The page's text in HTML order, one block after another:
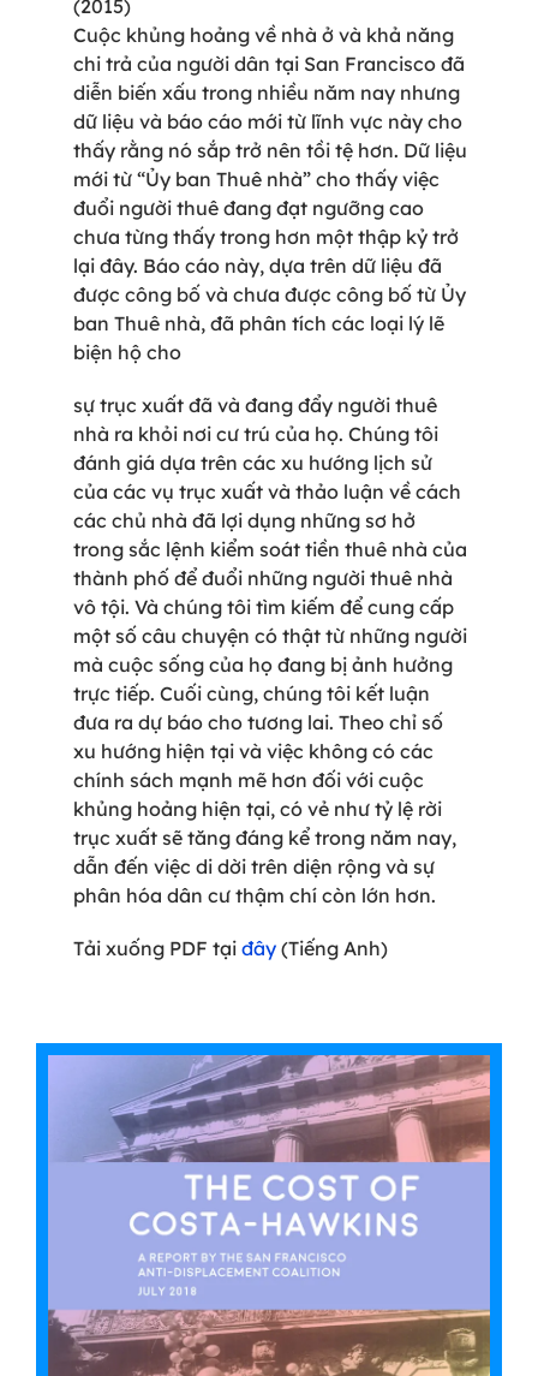
(2015)
Cuộc khủng hoảng về nhà ở và khả năng
chi trả của người dân tại San Francisco đã
diễn biến xấu trong nhiều năm nay nhưng
dữ liệu và báo cáo mới từ lĩnh vực này cho
thấy rằng nó sắp trở nên tồi tệ hơn. Dữ liệu
mới từ “Ủy ban Thuê nhà” cho thấy việc
đuổi người thuê đang đạt ngưỡng cao
chưa từng thấy trong hơn một thập kỷ trở
lại đây. Báo cáo này, dựa trên dữ liệu đã
được công bố và chưa được công bố từ Ủy
ban Thuê nhà, đã phân tích các loại lý lẽ
biện hộ cho
sự trục xuất đã và đang đẩy người thuê
nhà ra khỏi nơi cư trú của họ. Chúng tôi
đánh giá dựa trên các xu hướng lịch sử
của các vụ trục xuất và thảo luận về cách
các chủ nhà đã lợi dụng những sơ hở
trong sắc lệnh kiểm soát tiền thuê nhà của
thành phố để đuổi những người thuê nhà
vô tội. Và chúng tôi tìm kiếm để cung cấp
một số câu chuyện có thật từ những người
mà cuộc sống của họ đang bị ảnh hưởng
trực tiếp. Cuối cùng, chúng tôi kết luận
đưa ra dự báo cho tương lai. Theo chỉ số
xu hướng hiện tại và việc không có các
chính sách mạnh mẽ hơn đối với cuộc
khủng hoảng hiện tại, có vẻ như tỷ lệ rời
trục xuất sẽ tăng đáng kể trong năm nay,
dẫn đến việc di dời trên diện rộng và sự
phân hóa dân cư thậm chí còn lớn hơn.
Tải xuống PDF tại đây(Tiếng Anh)